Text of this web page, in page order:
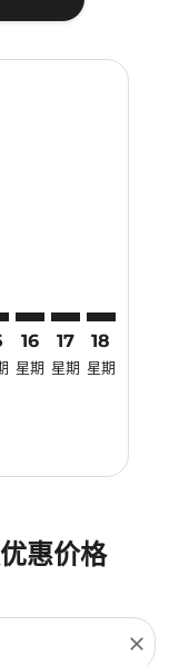
16
星期
17
星期
18
星期
惠价格
close